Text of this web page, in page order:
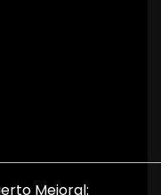
Mejoral: